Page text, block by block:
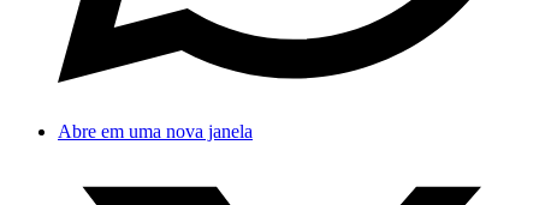
Abre em uma nova janela